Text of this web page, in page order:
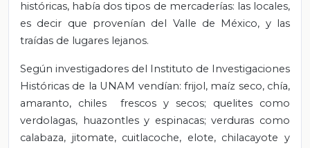
históricas, había dos tipos de mercaderías: las locales,
es decir que provenían del Valle de México, y las
traídas de lugares lejanos.
Según investigadores del Instituto de Investigaciones
Históricas de la UNAM vendían: frijol, maíz seco, chía,
amaranto, chiles frescos y secos; quelites como
verdolagas, huazontles y espinacas; verduras como
calabaza, jitomate, cuitlacoche, elote, chilacayote y